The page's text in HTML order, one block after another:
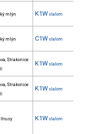
mlýn K1W slalom
mlýn C1W slalom
Strakonice
K1W slalom
Strakonice
K1W slalom
K1W slalom